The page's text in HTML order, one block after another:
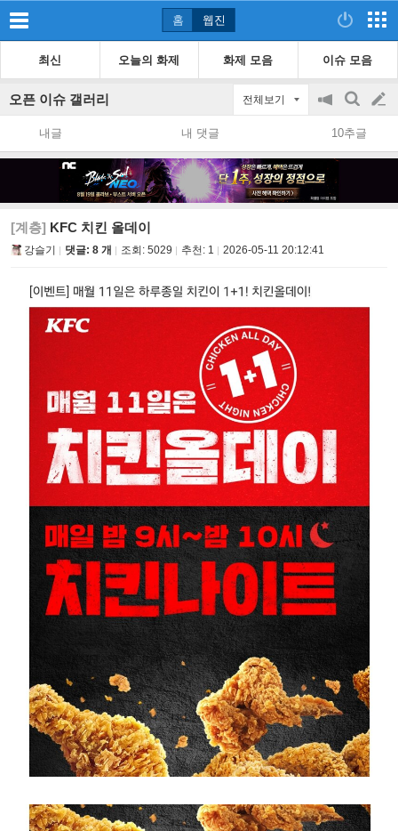
홈 웹진
최신 오늘의 화제 화제 모음 이슈 모음
오픈 이슈 갤러리 전체보기
공
지
on/off
검
색
글
쓰
내글 내 댓글 10추글
[계층] KFC 치킨 올데이
강슬기 댓글: 8 개 조회: 5029 추천: 1 2026-05-11 20:12:41